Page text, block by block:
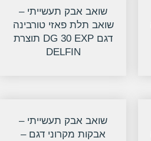
שואב אבק תעשייתי –
שואב תלת פאזי טורבינה
דגם DG 30 EXP תוצרת
DELFIN
שואב אבק תעשייתי –
אבקות מקרוני דגם –